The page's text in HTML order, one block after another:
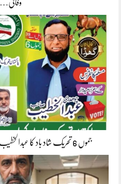
وفاقی…
جموں 6 تحریک شاد باد کا عبدالخطیب چودھری کی حمایت کا اعلان